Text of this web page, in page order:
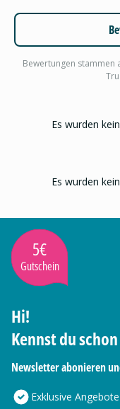
Bewertungen stammen
Es wurden
Es wurden
5€
Gutschein
Hi!
Kennst du
Newsletter abonieren
Exklusive